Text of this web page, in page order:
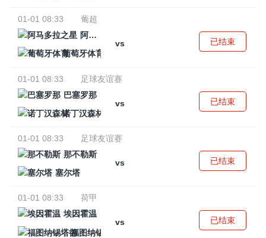
01-01 08:33
葡超
阿马多拉之星
vs
葡萄牙体育
已结束
01-01 08:33
足球友谊赛
巴塞罗那
vs
诺丁汉森林
已结束
01-01 08:33
足球友谊赛
那不勒斯
vs
塞尔塔
已结束
01-01 08:33
荷甲
埃因霍温
vs
福图纳锡塔德
已结束